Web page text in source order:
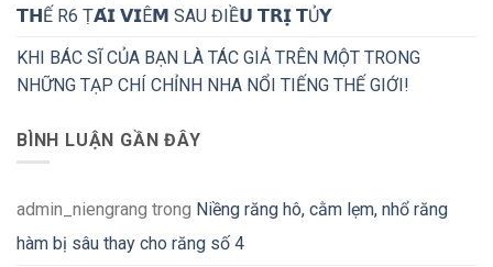
𝗧𝗛Ế R6 Ṭ𝗔́𝗜 𝗩𝗜Ê𝗠 SAU ĐIỀ𝗨 𝗧𝗥𝗜̣ 𝗧Ủ𝗬
KHI BÁC SĨ CỦA BẠN LÀ TÁC GIẢ TRÊN MỘT TRONG
NHỮNG TẠP CHÍ CHỈNH NHA NỔI TIẾNG THẾ GIỚI!
BÌNH LUẬN GẦN ĐÂY
admin_niengrang trong Niềng răng hô, cằm lẹm, nhổ răng
hàm bị sâu thay cho răng số 4